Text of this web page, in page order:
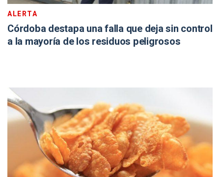
ALERTA
Córdoba destapa una falla que deja sin control
a la mayoría de los residuos peligrosos